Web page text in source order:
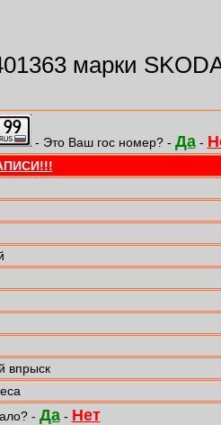
марки
- Это Ваш гос номер? - Да-
впрыск
- Да- Нет